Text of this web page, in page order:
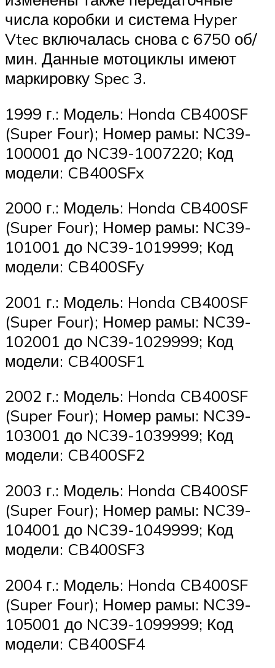
числа коробки и система Hyper
Vtec включалась снова с 6750 об/
мин. Данные мотоциклы имеют
маркировку Spec 3.
1999 г.: Модель: Honda CB400SF
(Super Four); Номер рамы: NC39-
100001 до NC39-1007220; Код
модели: CB400SFx
2000 г.: Модель: Honda CB400SF
(Super Four); Номер рамы: NC39-
101001 до NC39-1019999; Код
модели: CB400SFy
2001 г.: Модель: Honda CB400SF
(Super Four); Номер рамы: NC39-
102001 до NC39-1029999; Код
модели: CB400SF1
2002 г.: Модель: Honda CB400SF
(Super Four); Номер рамы: NC39-
103001 до NC39-1039999; Код
модели: CB400SF2
2003 г.: Модель: Honda CB400SF
(Super Four); Номер рамы: NC39-
104001 до NC39-1049999; Код
модели: CB400SF3
2004 г.: Модель: Honda CB400SF
(Super Four); Номер рамы: NC39-
105001 до NC39-1099999; Код
модели: CB400SF4